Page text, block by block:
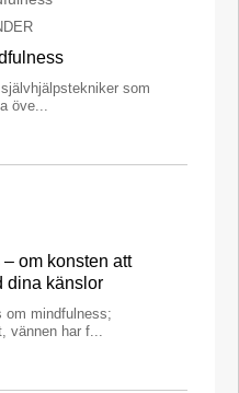
som
öve...
om konsten att
dina känslor
om mindfulness;
vännen har f...